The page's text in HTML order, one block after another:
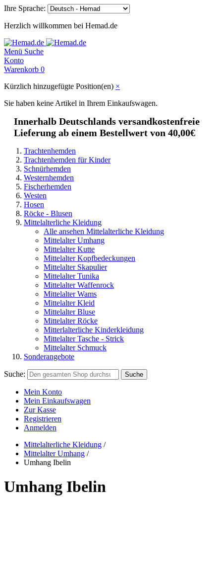
Ihre Sprache:
Herzlich willkommen bei Hemad.de
Menü Suche
Konto
Warenkorb 0
Kürzlich hinzugefügte Position(en) ×
Sie haben keine Artikel in Ihrem Einkaufswagen.
Innerhalb Deutschlands versandkostenfreie
Lieferung ab einem Bestellwert von 40,00€
Trachtenhemden
Trachtenhemden für Kinder
Schnürhemden
Westernhemden
Fischerhemden
Westen
Hosen
Röcke - Blusen
Mittelalterliche Kleidung
Alle ansehen Mittelalterliche Kleidung
Mittelalter Umhang
Mittelalter Kutte
Mittelalter Kopfbedeckungen
Mittelalter Skapulier
Mittelalter Tunika
Mittelalter Waffenrock
Mittelalter Wams
Mittelalter Kleid
Mittelalter Bluse
Mittelalter Röcke
Mitterlalterliche Kinderkleidung
Mittelalter Tasche - Strick
Mittelalter Schmuck
Sonderangebote
Suche: Suche
Mein Konto
Mein Einkaufswagen
Zur Kasse
Registrieren
Anmelden
Mittelalterliche Kleidung /
Mittelalter Umhang /
Umhang Ibelin
Umhang Ibelin